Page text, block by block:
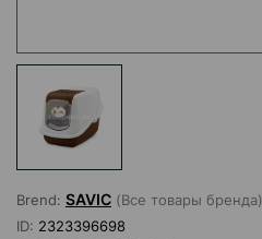
Brend: SAVIC (Все товары бренда)
ID: 2323396698